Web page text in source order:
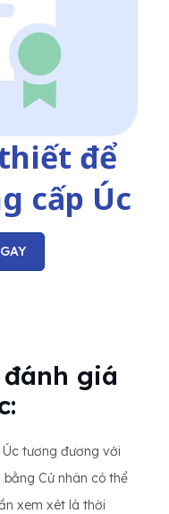
để
cấp Úc
giá
tương đương với
Cử nhân có thể
xem xét là thời